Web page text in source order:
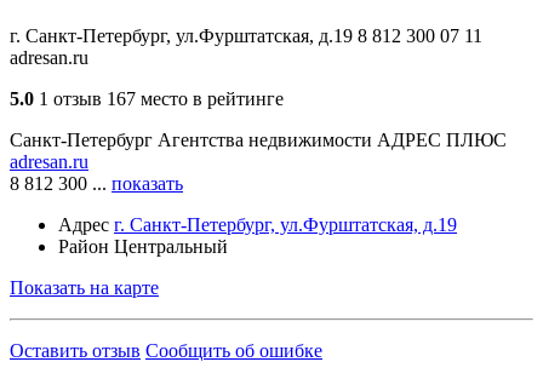
г. Санкт-Петербург, ул.Фурштатская, д.19 8 812 300 07 11
adresan.ru
5.0 1 отзыв 167 место в рейтинге
Санкт-Петербург Агентства недвижимости АДРЕС ПЛЮС
adresan.ru
8 812 300 ... показать
Адрес г. Санкт-Петербург, ул.Фурштатская, д.19
Район Центральный
Показать на карте
Оставить отзыв Сообщить об ошибке